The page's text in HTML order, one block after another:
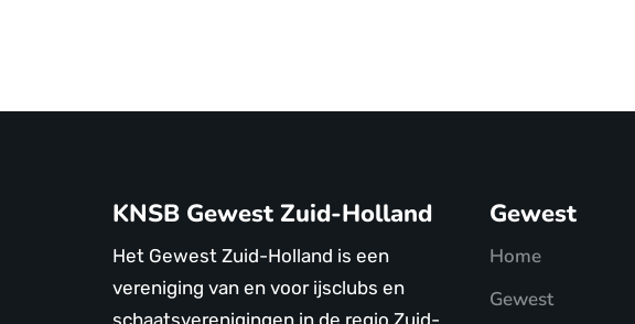
KNSB Gewest Zuid-Holland
Het Gewest Zuid-Holland is een
vereniging van en voor ijsclubs en
schaatsverenigingen in de regio Zuid-
Gewest
Home
Gewest